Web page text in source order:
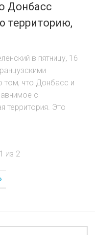
Донбасс
территорию,
в пятницу, 16
том, что Донбасс и
с
территория. Это
из 2